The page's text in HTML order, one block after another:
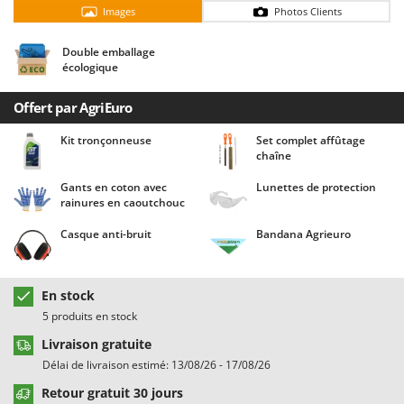
Chaudrons électriques pour polenta
Cisailles taille-haies manuelles
Climatiseurs
Compresseurs d'air électriques
Compresseurs pour la récolte des olives et la taille
Coupe-branches
Couveuses à œufs
Cultivateurs Tiller à ressorts - Extirpateurs
D
Débroussailleuses
Décompacteurs agricoles
Découpeurs plasma
Déplaqueuses de gazon
Barbieri
Benassi
Beper
Berkel
Bernardi
Besser Vacuum
Bestway
Beta tools
Black & Decker
BlackStone
Blue Bird
Bomet
Images Photos Clients
Double emballage
écologique
Offert par AgriEuro
Kit tronçonneuse
Set complet affûtage
chaîne
Gants en coton avec
rainures en caoutchouc
Lunettes de protection
Casque anti-bruit Bandana Agrieuro
En stock
5 produits en stock
Livraison gratuite
Délai de livraison estimé: 13/08/26 - 17/08/26
Retour gratuit 30 jours